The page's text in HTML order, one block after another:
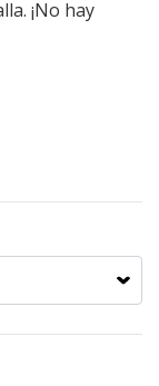
¡No hay